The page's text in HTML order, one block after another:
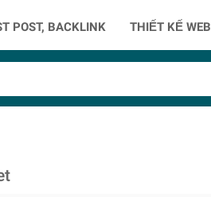
POST, BACKLINK THIẾT KẾ WEB